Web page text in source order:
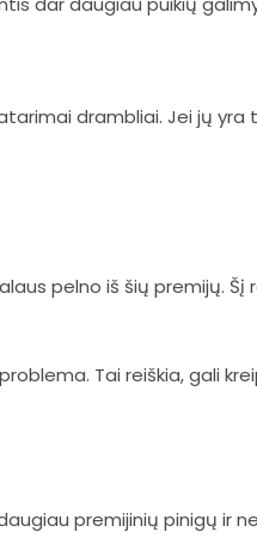
drambliai. Jei jų yra
pelno iš šių premijų. Šį
Tai reiškia, gali
premijinių pinigų ir